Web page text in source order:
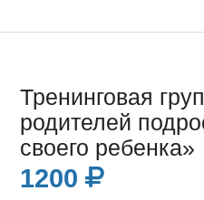
Тренинговая
родителей
своего ребенка»
1200